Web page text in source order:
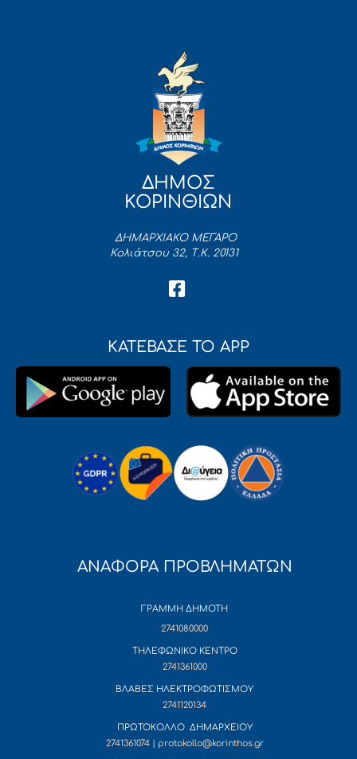
ΔΗΜΟΣ
ΚΟΡΙΝΘΙΩΝ
ΔΗΜΑΡΧΙΑΚΟ ΜΕΓΑΡΟ
Κολιάτσου 32, Τ.Κ. 20131
ΚΑΤΕΒΑΣΕ ΤΟ APP
ΑΝΑΦΟΡΑ ΠΡΟΒΛΗΜΑΤΩΝ
ΓΡΑΜΜΗ ΔΗΜΟΤΗ
2741080000
ΤΗΛΕΦΩΝΙΚΟ ΚΕΝΤΡΟ
2741361000
ΒΛΑΒΕΣ ΗΛΕΚΤΡΟΦΩΤΙΣΜΟΥ
2741120134
ΠΡΩΤΟΚΟΛΛΟ ΔΗΜΑΡΧΕΙΟΥ
2741361074 | protokollo@korinthos.gr